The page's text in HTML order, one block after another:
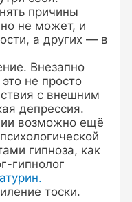
причины
не может, и
а других — в
Внезапно
не просто
с внешним
депрессия.
возможно ещё
гипноза, как
гипнолог
тоски.